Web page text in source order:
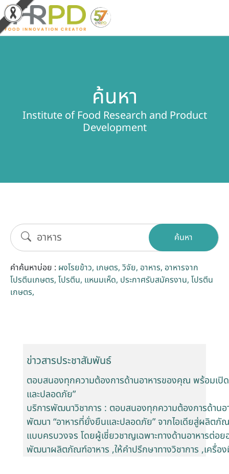
ผลงานวิจัยและนวัตกรรม
ผลิตภัณฑ์และจำหน่าย
บุคลากรสถาบัน
ระบบสารสนเทศ (ใน)
ค้นหา
Institute of Food Research and Product
Development
ค้นหา
คำค้นหาบ่อย : ผงโรยข้าว เกษตร วิจัย อาหาร อาหารจาก
โปรตีนเกษตร โปรตีน แหนมเห็ด ประกาศรับสมัครงาน โปรตีน
เกษตร
ข่าวสารประชาสัมพันธ์
ตอบสนองทุกความต้องการด้านอาหารของคุณ พร้อมเปิ
และปลอดภัย”
บริการพัฒนาวิชาการ : ตอบสนองทุกความต้องการด้าน
พัฒนา “อาหารที่ยั่งยืนและปลอดภัย” จากไอเดียสู่ผลิต
แบบครบวงจร โดยผู้เชี่ยวชาญเฉพาะทางด้านอาหารต่อ
พัฒนาผลิตภัณฑ์อาหาร ,ให้คำปรึกษาทางวิชาการ ,เครื่อง